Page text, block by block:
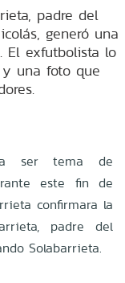
padre del
generó una
El exfutbolista lo
una foto que
a ser tema de
este fin de
confirmara la
padre del
Solabarrieta.